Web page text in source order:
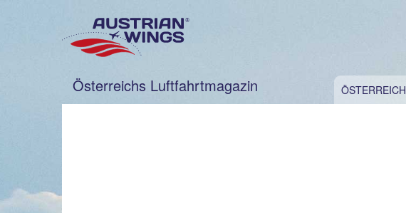
Österreichs Luftfahrtmagazin ÖSTERREICH